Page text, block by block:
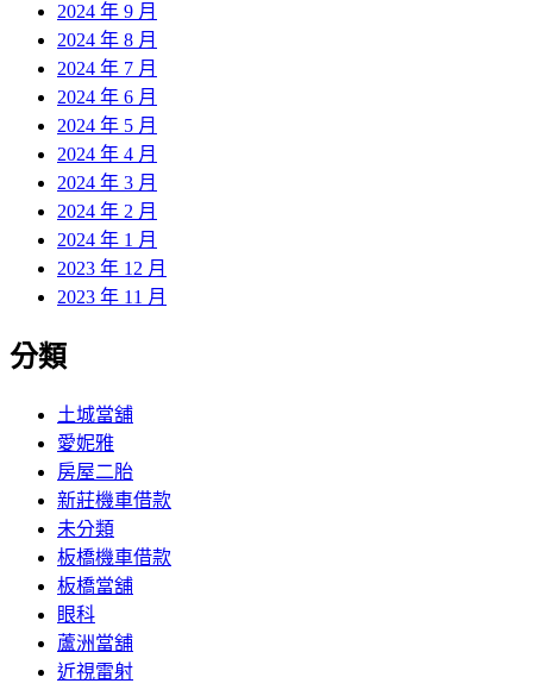
2024 年 9 月
2024 年 8 月
2024 年 7 月
2024 年 6 月
2024 年 5 月
2024 年 4 月
2024 年 3 月
2024 年 2 月
2024 年 1 月
2023 年 12 月
2023 年 11 月
分類
土城當舖
愛妮雅
房屋二胎
新莊機車借款
未分類
板橋機車借款
板橋當舖
眼科
蘆洲當舖
近視雷射